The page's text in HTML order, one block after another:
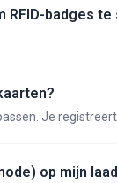
badges
Je
op mijn